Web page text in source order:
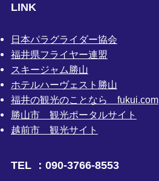
LINK
日本パラグライダー協会
福井県フライヤー連盟
スキージャム勝山
ホテルハーヴェスト勝山
福井の観光のことなら fukui.com
勝山市 観光ポータルサイト
越前市 観光サイト
TEL ：090-3766-8553